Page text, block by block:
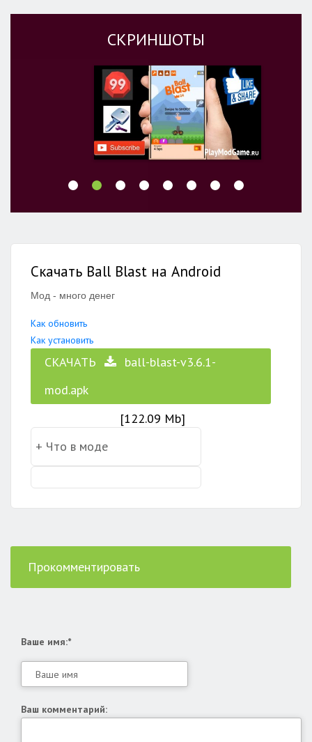
СКРИНШОТЫ
Скачать Ball Blast на Android
Мод - много денег
Как обновить
Как установить
СКАЧАТЬ
ball-blast-v3.6.1-
mod.apk
[122.09 Mb]
Прокомментировать
Ваше имя:*
Ваш комментарий: